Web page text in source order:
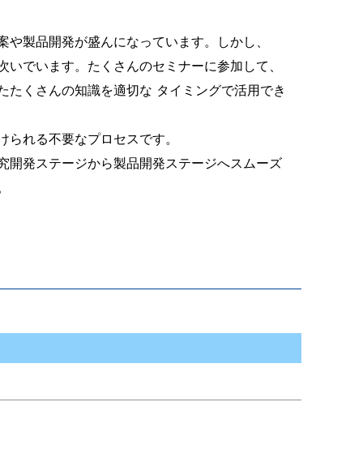
製品開発が盛んになっています。しかし、
でいます。たくさんのセミナーに参加して、
くさんの知識を適切な タイミングで活用でき
れる不要なプロセスです。
発ステージから製品開発ステージへスムーズ